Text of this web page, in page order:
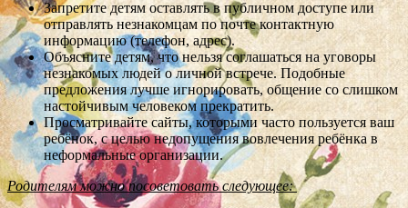
Запретите детям оставлять в публичном доступе или
отправлять незнакомцам по почте контактную
информацию (телефон, адрес).
Объясните детям, что нельзя соглашаться на уговоры
незнакомых людей о личной встрече. Подобные
предложения лучше игнорировать, общение со слишком
настойчивым человеком прекратить.
Просматривайте сайты, которыми часто пользуется ваш
ребёнок, с целью недопущения вовлечения ребёнка в
неформальные организации.
Родителям можно посоветовать следующее: